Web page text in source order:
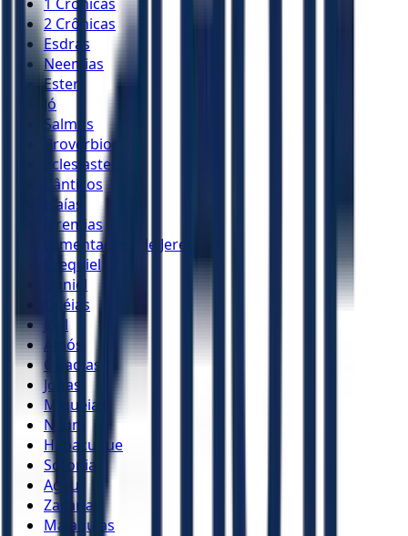
2 Crônicas
Esdras
Neemias
Ester
Jó
Salmos
Provérbios
Eclesiastes
Cânticos
Isaías
Jeremias
Lamentações de Jeremias
Ezequiel
Daniel
Oséias
Joel
Amós
Obadias
Jonas
Miquéias
Naum
Habacuque
Sofonias
Ageu
Zacarias
Malaquias